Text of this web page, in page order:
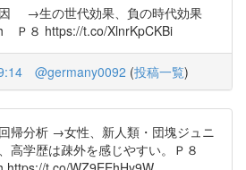
因 →生の世代効果、負の時代効果
Ｐ８ https://t.co/XlnrKpCKBi
@germany0092 (投稿一覧)
帰分析 →女性、新人類・団塊ジュニ
高学歴は疎外を感じやすい。Ｐ８